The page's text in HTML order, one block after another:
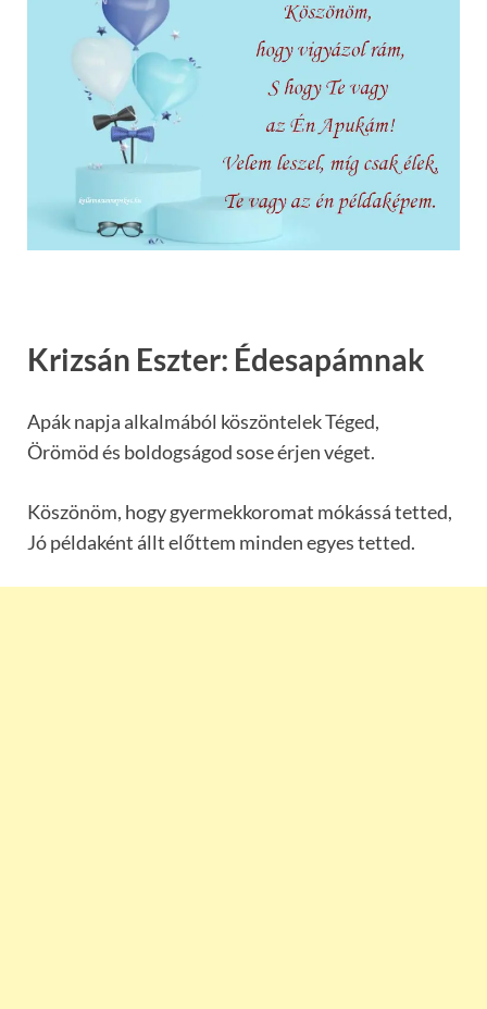
Krizsán Eszter: Édesapámnak
Apák napja alkalmából köszöntelek Téged,
Örömöd és boldogságod sose érjen véget.
Köszönöm, hogy gyermekkoromat mókássá tetted,
Jó példaként állt előttem minden egyes tetted.